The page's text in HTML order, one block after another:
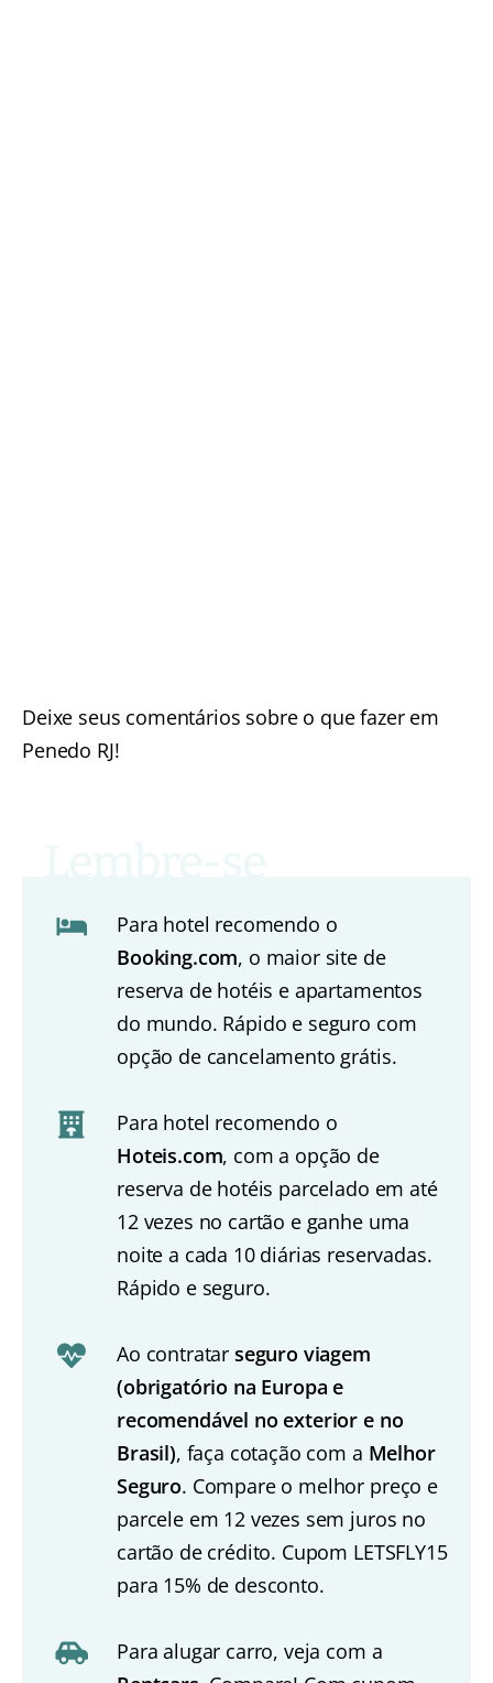
Deixe seus comentários sobre o que fazer em
Penedo RJ!
Para hotel recomendo o
Booking.com, o maior site de
reserva de hotéis e apartamentos
do mundo. Rápido e seguro com
opção de cancelamento grátis.
Para hotel recomendo o
Hoteis.com, com a opção de
reserva de hotéis parcelado em até
12 vezes no cartão e ganhe uma
noite a cada 10 diárias reservadas.
Rápido e seguro.
Ao contratar seguro viagem
(obrigatório na Europa e
recomendável no exterior e no
Brasil), faça cotação com a Melhor
Seguro. Compare o melhor preço e
parcele em 12 vezes sem juros no
cartão de crédito. Cupom LETSFLY15
para 15% de desconto.
Para alugar carro, veja com a